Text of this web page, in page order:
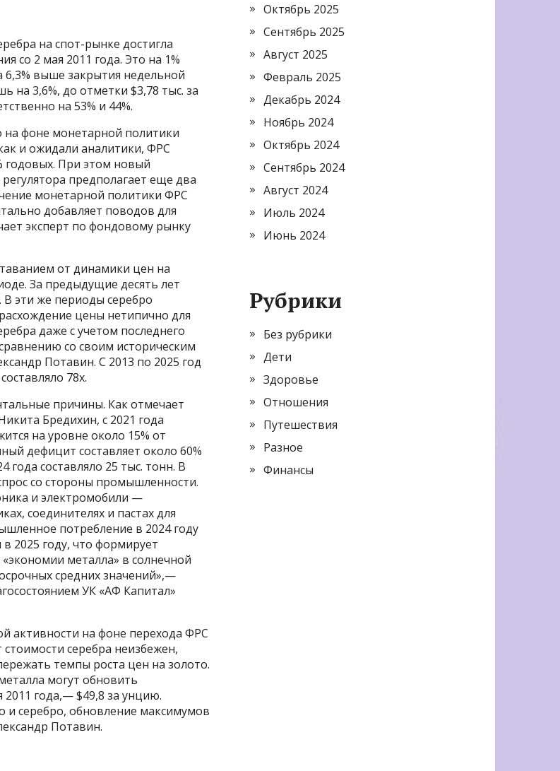
на спот-рынке достигла
со 2 мая 2011 года. Это на 1%
выше закрытия недельной
на 3,6%, до отметки $3,78 тыс. за
на 53% и 44%.
фоне монетарной политики
и ожидали аналитики, ФРС
годовых. При этом новый
предполагает еще два
монетарной политики ФРС
добавляет поводов для
эксперт по фондовому рынку
от динамики цен на
За предыдущие десять лет
В эти же периоды серебро
цены нетипично для
даже с учетом последнего
со своим историческим
Потавин. С 2013 по 2025 год
78х.
причины. Как отмечает
Бредихин, с 2021 года
на уровне около 15% от
дефицит составляет около 60%
года составляло 25 тыс. тонн. В
со стороны промышленности.
и электромобили —
соединителях и пастах для
потребление в 2024 году
2025 году, что формирует
металла» в солнечной
средних значений»,—
УК «АФ Капитал»
активности на фоне перехода ФРС
серебра неизбежен,
темпы роста цен на золото.
могут обновить
2011 года,— $49,8 за унцию.
и серебро, обновление максимумов
Потавин.
Октябрь 2025
Сентябрь 2025
Август 2025
Февраль 2025
Декабрь 2024
Ноябрь 2024
Октябрь 2024
Сентябрь 2024
Август 2024
Июль 2024
Июнь 2024
Рубрики
Без рубрики
Дети
Здоровье
Отношения
Путешествия
Разное
Финансы